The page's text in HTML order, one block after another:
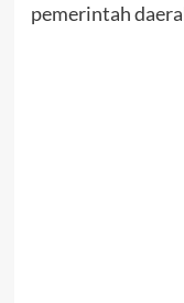
pemerintah